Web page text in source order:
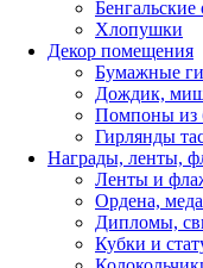
Бенгальские
Хлопушки
Декор помещения
Бумажные
Дождик,
Помпоны из
Гирлянды
Награды, ленты,
Ленты и
Ордена,
Дипломы,
Кубки и